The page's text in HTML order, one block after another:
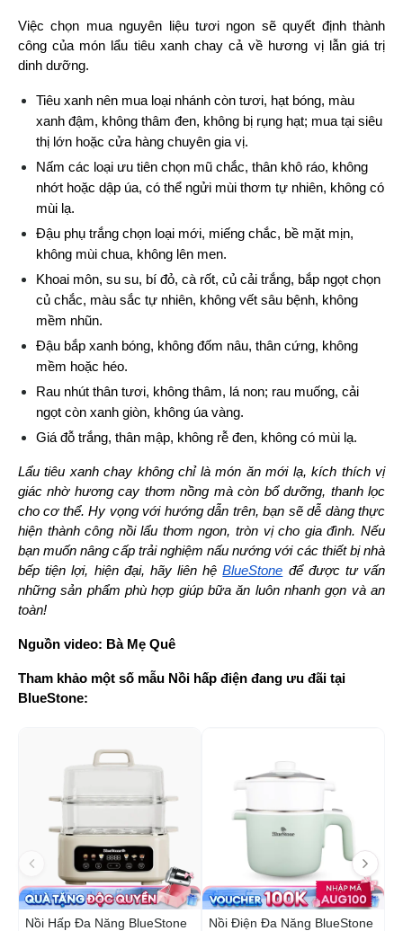
Việc chọn mua nguyên liệu tươi ngon sẽ quyết định thành
công của món lẩu tiêu xanh chay cả về hương vị lẫn giá trị
dinh dưỡng.
Tiêu xanh nên mua loại nhánh còn tươi, hạt bóng, màu
xanh đậm, không thâm đen, không bị rụng hạt; mua tại siêu
thị lớn hoặc cửa hàng chuyên gia vị.
Nấm các loại ưu tiên chọn mũ chắc, thân khô ráo, không
nhớt hoặc dập úa, có thể ngửi mùi thơm tự nhiên, không có
mùi lạ.
Đậu phụ trắng chọn loại mới, miếng chắc, bề mặt mịn,
không mùi chua, không lên men.
Khoai môn, su su, bí đỏ, cà rốt, củ cải trắng, bắp ngọt chọn
củ chắc, màu sắc tự nhiên, không vết sâu bệnh, không
mềm nhũn.
Đậu bắp xanh bóng, không đốm nâu, thân cứng, không
mềm hoặc héo.
Rau nhút thân tươi, không thâm, lá non; rau muống, cải
ngọt còn xanh giòn, không úa vàng.
Giá đỗ trắng, thân mập, không rễ đen, không có mùi lạ.
Lẩu tiêu xanh chay không chỉ là món ăn mới lạ, kích thích vị
giác nhờ hương cay thơm nồng mà còn bổ dưỡng, thanh lọc
cho cơ thể. Hy vọng với hướng dẫn trên, bạn sẽ dễ dàng thực
hiện thành công nồi lẩu thơm ngon, tròn vị cho gia đình. Nếu
bạn muốn nâng cấp trải nghiệm nấu nướng với các thiết bị nhà
bếp tiện lợi, hiện đại, hãy liên hệ BlueStone để được tư vấn
những sản phẩm phù hợp giúp bữa ăn luôn nhanh gọn và an
toàn!
Nguồn video: Bà Mẹ Quê
Tham khảo một số mẫu Nồi hấp điện đang ưu đãi tại
BlueStone:
Nồi Hấp Đa Năng BlueStone
Nồi Điện Đa Năng BlueStone